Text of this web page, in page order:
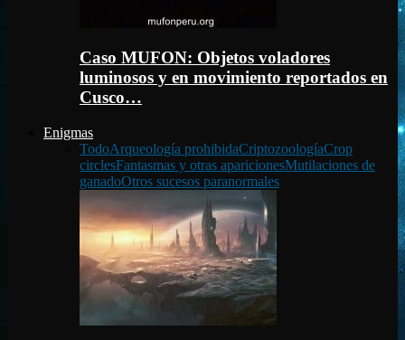
Caso MUFON: Objetos voladores
luminosos y en movimiento reportados en
Cusco…
Enigmas
TodoArqueología prohibidaCriptozoologíaCrop
circlesFantasmas y otras aparicionesMutilaciones de
ganadoOtros sucesos paranormales